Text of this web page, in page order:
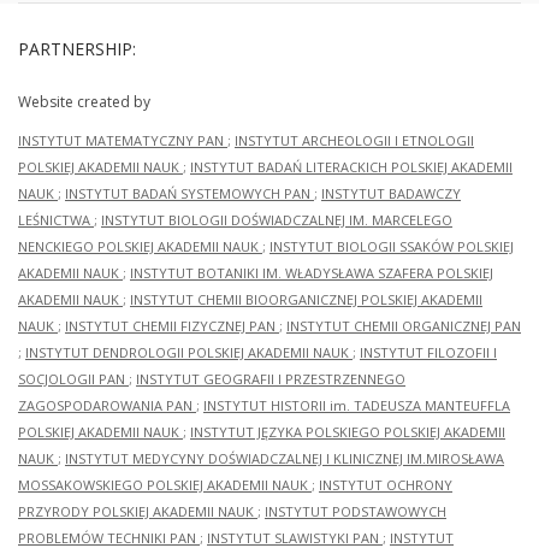
PARTNERSHIP:
Website created by
INSTYTUT MATEMATYCZNY PAN ; INSTYTUT ARCHEOLOGII I ETNOLOGII
POLSKIEJ AKADEMII NAUK ; INSTYTUT BADAŃ LITERACKICH POLSKIEJ AKADEMII
NAUK ; INSTYTUT BADAŃ SYSTEMOWYCH PAN ; INSTYTUT BADAWCZY
LEŚNICTWA ; INSTYTUT BIOLOGII DOŚWIADCZALNEJ IM. MARCELEGO
NENCKIEGO POLSKIEJ AKADEMII NAUK ; INSTYTUT BIOLOGII SSAKÓW POLSKIEJ
AKADEMII NAUK ; INSTYTUT BOTANIKI IM. WŁADYSŁAWA SZAFERA POLSKIEJ
AKADEMII NAUK ; INSTYTUT CHEMII BIOORGANICZNEJ POLSKIEJ AKADEMII
NAUK ; INSTYTUT CHEMII FIZYCZNEJ PAN ; INSTYTUT CHEMII ORGANICZNEJ PAN
; INSTYTUT DENDROLOGII POLSKIEJ AKADEMII NAUK ; INSTYTUT FILOZOFII I
SOCJOLOGII PAN ; INSTYTUT GEOGRAFII I PRZESTRZENNEGO
ZAGOSPODAROWANIA PAN ; INSTYTUT HISTORII im. TADEUSZA MANTEUFFLA
POLSKIEJ AKADEMII NAUK ; INSTYTUT JĘZYKA POLSKIEGO POLSKIEJ AKADEMII
NAUK ; INSTYTUT MEDYCYNY DOŚWIADCZALNEJ I KLINICZNEJ IM.MIROSŁAWA
MOSSAKOWSKIEGO POLSKIEJ AKADEMII NAUK ; INSTYTUT OCHRONY
PRZYRODY POLSKIEJ AKADEMII NAUK ; INSTYTUT PODSTAWOWYCH
PROBLEMÓW TECHNIKI PAN ; INSTYTUT SLAWISTYKI PAN ; INSTYTUT